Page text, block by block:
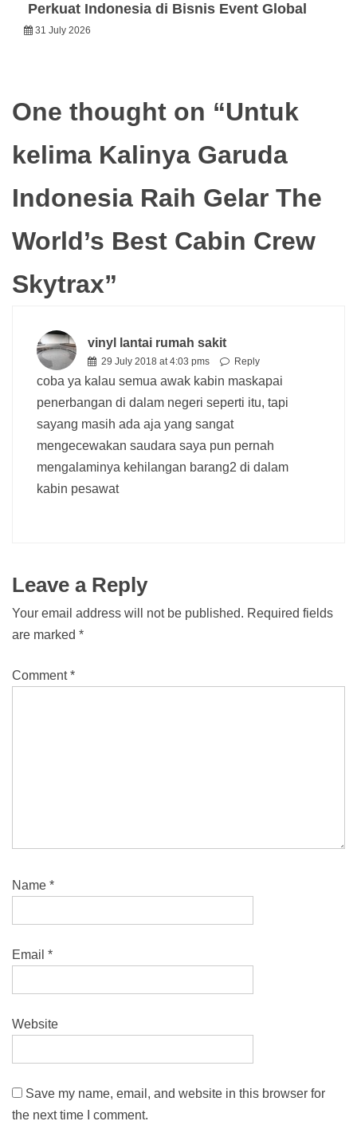
Perkuat Indonesia di Bisnis Event Global
31 July 2026
One thought on “Untuk
kelima Kalinya Garuda
Indonesia Raih Gelar The
World’s Best Cabin Crew
Skytrax”
vinyl lantai rumah sakit
29 July 2018 at 4:03 pms Reply
coba ya kalau semua awak kabin maskapai
penerbangan di dalam negeri seperti itu, tapi
sayang masih ada aja yang sangat
mengecewakan saudara saya pun pernah
mengalaminya kehilangan barang2 di dalam
kabin pesawat
Leave a Reply
Your email address will not be published. Required fields
are marked *
Comment*
Name *
Email *
Website
Save my name, email, and website in this browser for
the next time I comment.